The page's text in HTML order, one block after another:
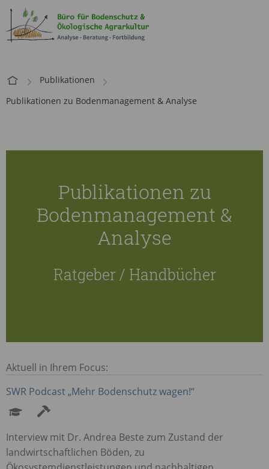
Publikationen
Publikationen zu Bodenmanagement & Analyse
Publikationen zu
Bodenmanagement &
Analyse
Ratgeber / Handbücher
Aktuell in Ihrem Focus:
SWR Podcast „Mehr Bodenschutz wagen!“
Interview mit Dr. Andrea Beste zum Zustand der
landwirtschaftlichen Böden, zu